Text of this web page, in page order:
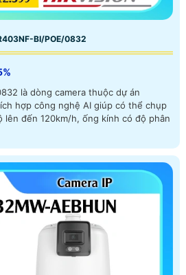
BI/POE/0832
là dòng camera thuộc dự án
hợp công nghệ AI giúp có thể chụp
đến 120km/h, ống kính có độ phân